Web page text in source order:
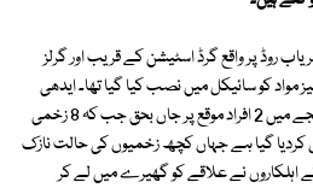
روڈ پر واقع گرڈ اسٹیشن کے قریب اور گرلز
مواد کو سائیکل میں نصب کیا گیا تھا۔ ایدھی
ذرائع کا کہنا ہے کہ دھماکے کے نتیجے میں 2 افراد موقع پر جاں بحق جب کہ 8 زخمی
کردیا گیا ہے جہاں کچھ زخمیوں کی حالت نازک
اہلکاروں نے علاقے کو گھیرے میں لے کر